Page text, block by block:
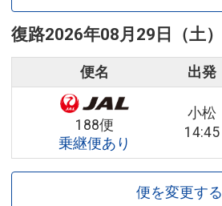
復路2026年08月29日（土）
便名 出発
188便
乗継便あり
小松
14:45
便を変更する